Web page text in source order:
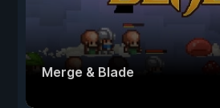
Merge & Blade